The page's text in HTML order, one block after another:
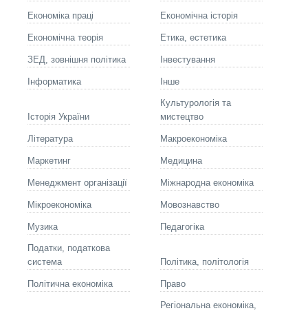
Економіка праці Економічна історія
Економічна теорія Етика, естетика
ЗЕД, зовнішня політика Інвестування
Інформатика Інше
Історія України
Культурологія та
мистецтво
Літературa Макроекономіка
Маркетинг Медицина
Менеджмент організації Міжнародна економіка
Мікроекономіка Мовознавство
Музика Педагогіка
Податки, податкова
система
Політика, політологія
Політична економіка Право
Регіональна економіка,